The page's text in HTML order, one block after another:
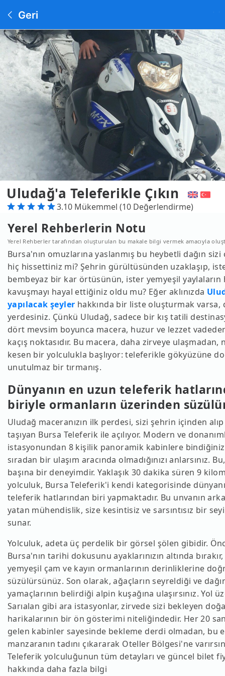
Geri
Uludağ'a Teleferikle Çıkın
3.10 Mükemmel (10 Değerlendirme)
Yerel Rehberlerin Notu
Yerel Rehberler tarafından oluşturulan bu makale bilgi vermek amacıyla
Bursa'nın omuzlarına yaslanmış bu heybetli dağın sizi
hiç hissettiniz mi? Şehrin gürültüsünden uzaklaşıp,
bembeyaz bir kar örtüsünün, ister yemyeşil yaylaların
kavuşmayı hayal ettiğiniz oldu mu? Eğer aklınızda
yapılacak şeyler hakkında bir liste oluşturmak varsa,
yerdesiniz. Çünkü Uludağ, sadece bir kış tatili
dört mevsim boyunca macera, huzur ve lezzet
kaçış noktasıdır. Bu macera, daha zirveye ulaşmadan,
kesen bir yolculukla başlıyor: teleferikle gökyüzüne
unutulmaz bir tırmanış.
Dünyanın en uzun teleferik
biriyle ormanların üzerinden
Uludağ maceranızın ilk perdesi, sizi şehrin içinden
taşıyan Bursa Teleferik ile açılıyor. Modern ve
istasyonundan 8 kişilik panoramik kabinlere
sıradan bir ulaşım aracında olmadığınızı anlarsınız.
başına bir deneyimdir. Yaklaşık 30 dakika süren 9
yolculuk, Bursa Teleferik'i kendi kategorisinde
teleferik hatlarından biri yapmaktadır. Bu unvanın
yatan mühendislik, size kesintisiz ve sarsıntısız bir
sunar.
Yolculuk, adeta üç perdelik bir görsel şölen gibidir.
Bursa'nın tarihi dokusunu ayaklarınızın altında
yemyeşil çam ve kayın ormanlarının derinliklerine
süzülürsünüz. Son olarak, ağaçların seyreldiği ve
yamaçlarının belirdiği alpin kuşağına ulaşırsınız. Yol
Sarıalan gibi ara istasyonlar, zirvede sizi bekleyen
harikalarının bir ön gösterimi niteliğindedir. Her 20
gelen kabinler sayesinde bekleme derdi olmadan, bu
manzaranın tadını çıkararak Oteller Bölgesi'ne
Teleferik yolculuğunun tüm detayları ve güncel bilet
hakkında daha fazla bilgi